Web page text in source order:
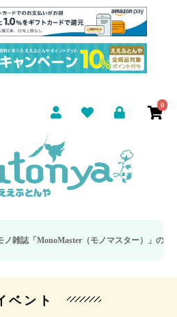
0
（モノマスター）」の疲労回復
ベント